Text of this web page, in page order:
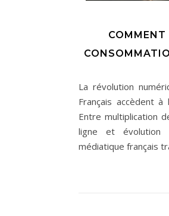
COMMENT
La révolution
Français accèdent
Entre multiplication
ligne et évolution
médiatique français